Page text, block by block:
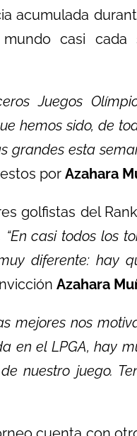
acumulada
casi cada
Juegos
hemos sido, de
grandes esta
por Azahara
golfistas del
“En casi todos los
diferente: hay
Azahara
mejores nos
en el LPGA, hay
nuestro juego.